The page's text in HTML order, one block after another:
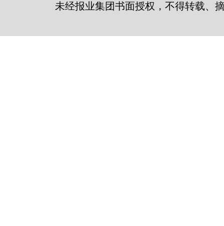
未经报业集团书面授权，不得转载、